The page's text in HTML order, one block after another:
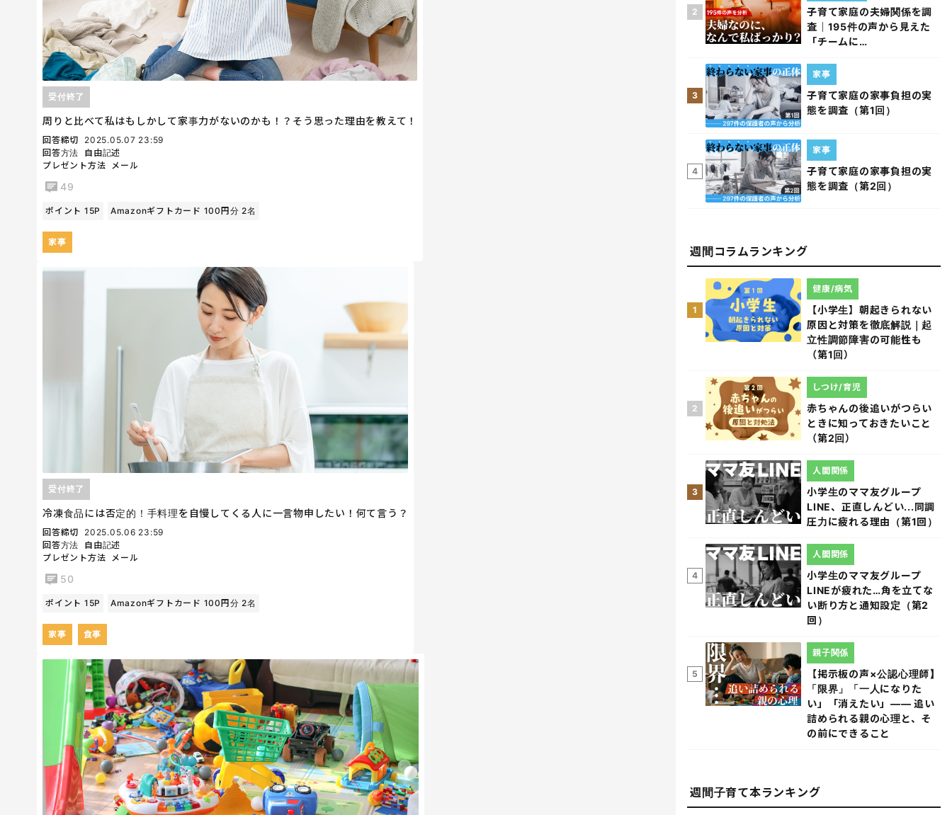
周りと比べて私はもしかして家事力がないのかも！？そう思った理由を教えて！
受付終了
回答締切
2025.05.07 23:59
回答方法
自由記述
プレゼント方法 メール
49
ポイント 15P Amazonギフトカード 100円分 2名
家事
冷凍食品には否定的！手料理を自慢してくる人に一言物申したい！何て言う？
受付終了
回答締切
2025.05.06 23:59
回答方法
自由記述
プレゼント方法
メール
50
ポイント 15P Amazonギフトカード 100円分 2名
家事 食事
2
子育て家庭の夫婦関係を調
査｜195件の声から見えた
「チームに…
3
子育て家庭の家事負担の実
態を調査（第1回）
家事
4
子育て家庭の家事負担の実
態を調査（第2回）
家事
週間コラムランキング
1
【小学生】朝起きられない
原因と対策を徹底解説｜起
立性調節障害の可能性も
（第1回）
健康/病気
2
赤ちゃんの後追いがつらい
ときに知っておきたいこと
（第2回）
しつけ/育児
3
小学生のママ友グループ
LINE、正直しんどい...同調
圧力に疲れる理由（第1回）
人間関係
4
小学生のママ友グループ
LINEが疲れた…角を立てな
い断り方と通知設定（第2
回）
人間関係
5
【掲示板の声×公認心理師】
「限界」「一人になりた
い」「消えたい」―― 追い
詰められる親の心理と、そ
の前にできること
親子関係
週間子育て本ランキング